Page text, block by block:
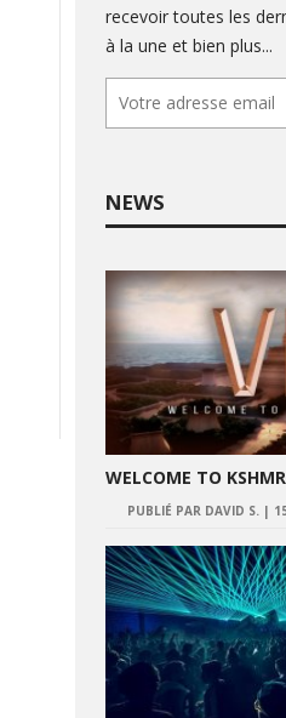
recevoir toutes les
à la une et bien plus...
NEWS
WELCOME TO
PUBLIÉ PAR DAVID S.|